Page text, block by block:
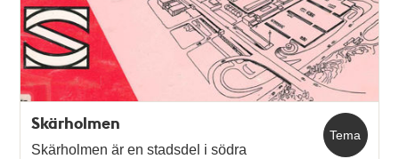
Tema
Skärholmen
Skärholmen är en stadsdel i södra